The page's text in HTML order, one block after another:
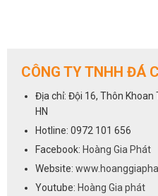
CÔNG TY TNHH ĐÁ
Địa chỉ: Đội 16, Thôn Khoan
HN
Hotline: 0972 101 656
Facebook: Hoàng Gia Phát
Website:
Youtube: Hoàng Gia phát